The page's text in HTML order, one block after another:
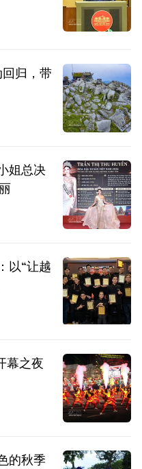
归，带
姐总决
以“让越
幕之夜
的秋季